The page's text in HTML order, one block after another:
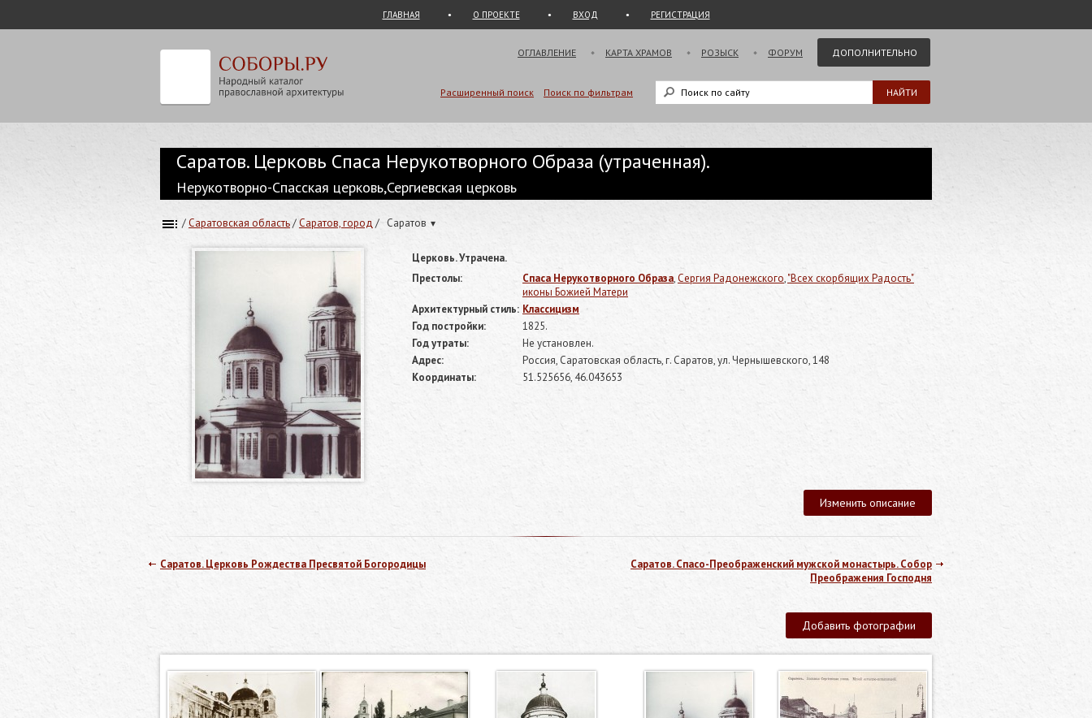
ГЛАВНАЯ О ПРОЕКТЕ ВХОД РЕГИСТРАЦИЯ
ОГЛАВЛЕНИЕ КАРТА ХРАМОВ РОЗЫСК ФОРУМ ДОПОЛНИТЕЛЬНО
Расширенный поиск Поиск по фильтрам
Саратов. Церковь Спаса Нерукотворного Образа (утраченная).
Нерукотворно-Спасская церковь,Сергиевская церковь
/Саратовская область/Саратов, город / Саратов ▾
Церковь. Утрачена.
Престолы:
Спаса Нерукотворного Образа,Сергия Радонежского,"Всех скорбящих Радость"
иконы Божией Матери
Архитектурный стиль: Классицизм
Год постройки:
1825.
Год утраты:
Не установлен.
Адрес:
Россия, Саратовская область, г. Саратов, ул. Чернышевского, 148
Координаты:
51.525656, 46.043653
Изменить описание
Саратов. Спасо-Преображенский мужской монастырь. Собор
Преображения Господня
Саратов. Церковь Рождества Пресвятой Богородицы
Добавить фотографии